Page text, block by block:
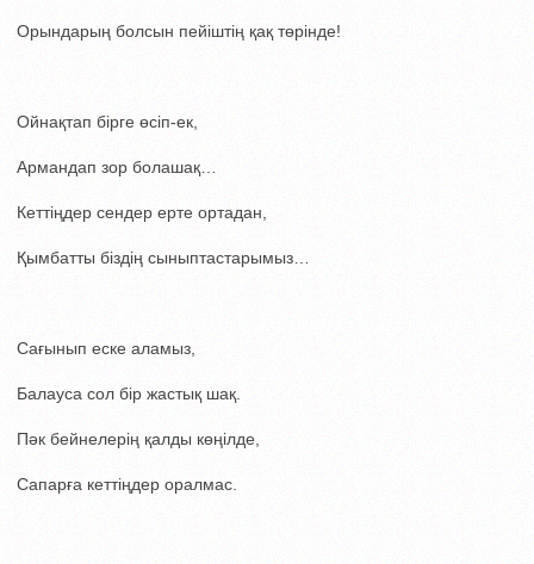
Орындарың болсын пейіштің қақ төрінде!
Ойнақтап бірге өсіп-ек,
Армандап зор болашақ…
Кеттіңдер сендер ерте ортадан,
Қымбатты біздің сыныптастарымыз…
Сағынып еске аламыз,
Балауса сол бір жастық шақ.
Пәк бейнелерің қалды көңілде,
Сапарға кеттіңдер оралмас.